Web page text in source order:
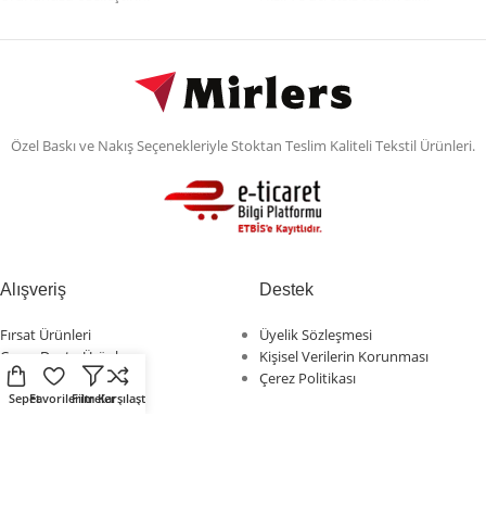
Özel Baskı ve Nakış Seçenekleriyle Stoktan Teslim Kaliteli Tekstil Ürünleri.
Alışveriş
Fırsat Ürünleri
Çevre Dostu Ürünler
Kendin Tasarla
Destek
Üyelik Sözleşmesi
Kişisel Verilerin Korunması
Çerez Politikası
SepetFavorilerimFiltrelerKarşılaştır